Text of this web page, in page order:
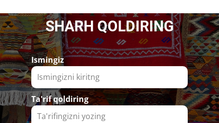
SHARH QOLDIRING
Ismingiz
Ta'rif qoldiring